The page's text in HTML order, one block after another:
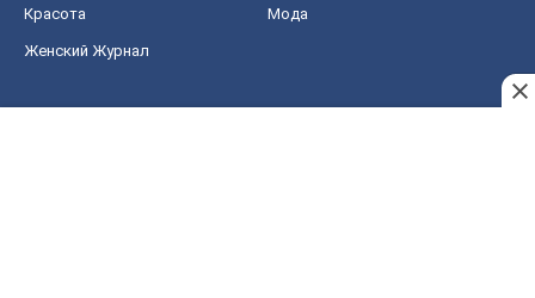
Красота Мода
Женский Журнал